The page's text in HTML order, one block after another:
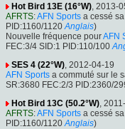
Hot Bird 13E (16°W), 2013-
AFRTS:AFN Sports a cessé
PID:1160/1120 Anglais)
Nouvelle fréquence pourAFN
FEC:3/4 SID:1 PID:110/100
SES 4 (22°W), 2012-04-19
AFN Sports a commuté sur le
SR:3680 FEC:2/3 PID:2360/
Hot Bird 13C (50.2°W),
AFRTS:AFN Sports a cessé
PID:1160/1120 Anglais)